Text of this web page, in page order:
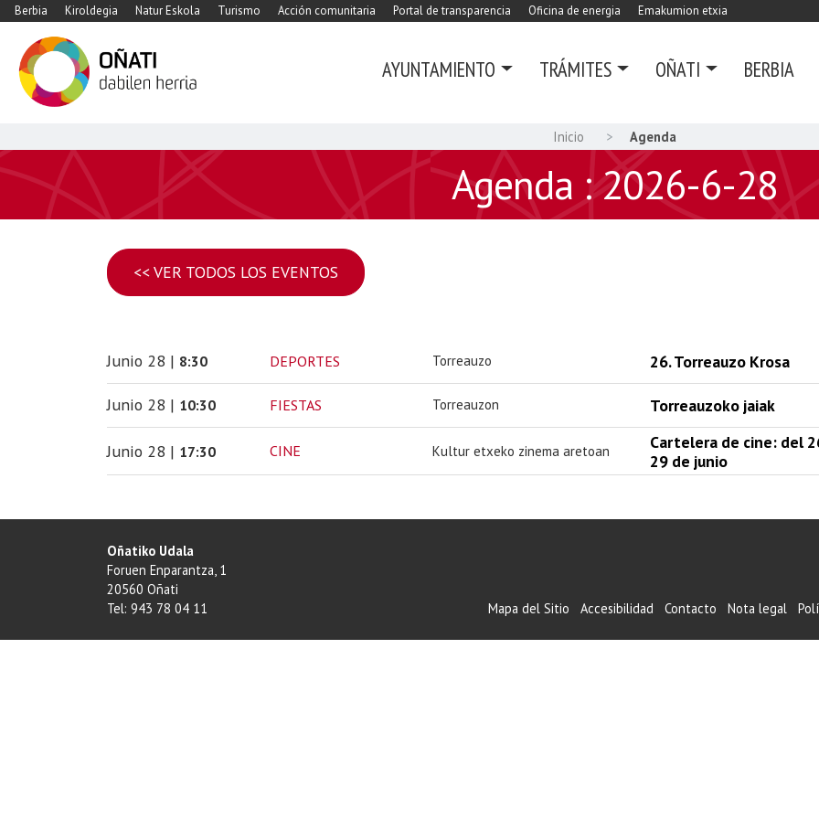
Berbia Kiroldegia Natur Eskola Turismo Acción comunitaria Portal de transparencia Oficina de energia Emakumion etxia
AYUNTAMIENTO TRÁMITES OÑATI BERBIA
Inicio Agenda
Agenda : 2026-6-28
<< VER TODOS LOS EVENTOS
Junio 28 | 8:30 DEPORTES Torreauzo 26. Torreauzo Krosa
Junio 28 | 10:30 FIESTAS Torreauzon Torreauzoko jaiak
Junio 28 | 17:30 CINE Kultur etxeko zinema aretoan
Cartelera de cine: del
29 de junio
Oñatiko Udala
Foruen Enparantza, 1
20560 Oñati
Tel: 943 78 04 11
Mapa del Sitio Accesibilidad Contacto Nota legal